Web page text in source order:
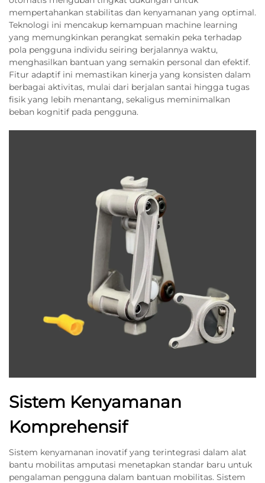
mempertahankan stabilitas dan kenyamanan yang optimal.
Teknologi ini mencakup kemampuan machine learning
yang memungkinkan perangkat semakin peka terhadap
pola pengguna individu seiring berjalannya waktu,
menghasilkan bantuan yang semakin personal dan efektif.
Fitur adaptif ini memastikan kinerja yang konsisten dalam
berbagai aktivitas, mulai dari berjalan santai hingga tugas
fisik yang lebih menantang, sekaligus meminimalkan
beban kognitif pada pengguna.
Sistem Kenyamanan
Komprehensif
Sistem kenyamanan inovatif yang terintegrasi dalam alat
bantu mobilitas amputasi menetapkan standar baru untuk
pengalaman pengguna dalam bantuan mobilitas. Sistem